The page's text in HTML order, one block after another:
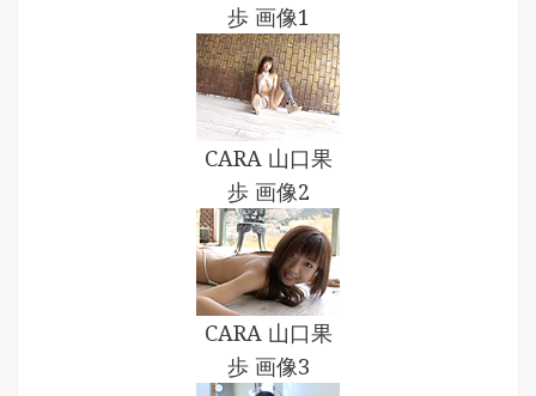
歩 画像1
CARA 山口果
歩 画像2
CARA 山口果
歩 画像3